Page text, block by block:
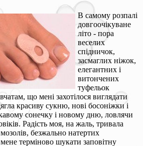
В самому розпалі
довгоочікуване
літо - пора
веселих
спідничок,
засмаглих ніжок,
елегантних і
витончених
туфельок
що мені захотілося виглядати
красиву сукню, нові босоніжки і
сонечку і новому дню, ловлячи
Радість моя, на жаль, тривала
мозолів, безжально натертих
терміново шукати заповітну